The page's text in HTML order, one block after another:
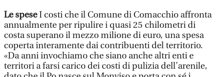
Le speseI costi che il Comune di Comacchio affronta
annualmente per ripulire i quasi 25 chilometri di
costa superano il mezzo milione di euro, una spesa
coperta interamente dai contribuenti del territorio.
«Da anni invochiamo che siano anche altri enti e
territori a farsi carico dei costi di pulizia dell’arenile,